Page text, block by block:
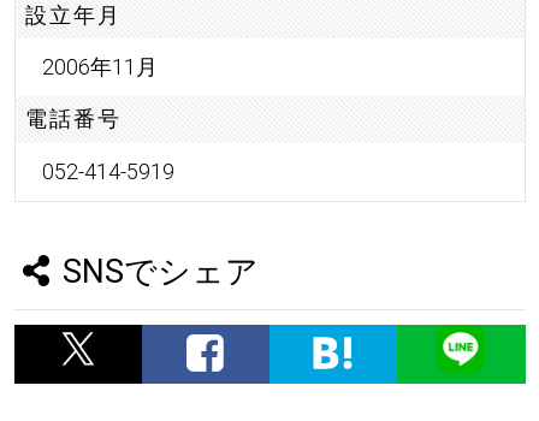
設立年月
2006年11月
電話番号
052-414-5919
SNSでシェア